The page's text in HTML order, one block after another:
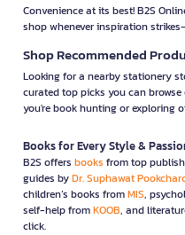
Convenience at its best! B2S
shop whenever inspiration
Shop Recommended
Looking for a nearby stationery
curated top picks you can
you're book hunting or exploring
Books for Every Style &
B2S offers books from top
guides byDr. Suphawat
children’s books fromMIS,
self-help fromKOOB, and
click.